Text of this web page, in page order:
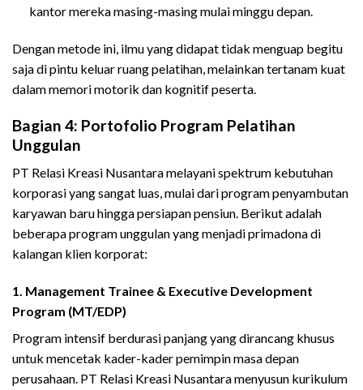
kantor mereka masing-masing mulai minggu depan.
Dengan metode ini, ilmu yang didapat tidak menguap begitu
saja di pintu keluar ruang pelatihan, melainkan tertanam kuat
dalam memori motorik dan kognitif peserta.
Bagian 4: Portofolio Program Pelatihan
Unggulan
PT Relasi Kreasi Nusantara melayani spektrum kebutuhan
korporasi yang sangat luas, mulai dari program penyambutan
karyawan baru hingga persiapan pensiun. Berikut adalah
beberapa program unggulan yang menjadi primadona di
kalangan klien korporat:
1. Management Trainee & Executive Development
Program (MT/EDP)
Program intensif berdurasi panjang yang dirancang khusus
untuk mencetak kader-kader pemimpin masa depan
perusahaan. PT Relasi Kreasi Nusantara menyusun kurikulum